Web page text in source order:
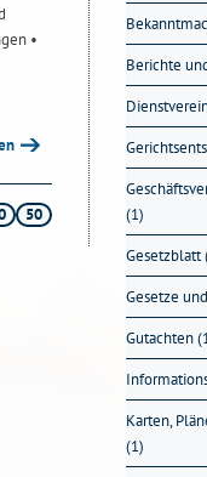
•
50
Berichte
(1)
Gesetzblatt
Gesetze
Gutachten
Karten,
(1)